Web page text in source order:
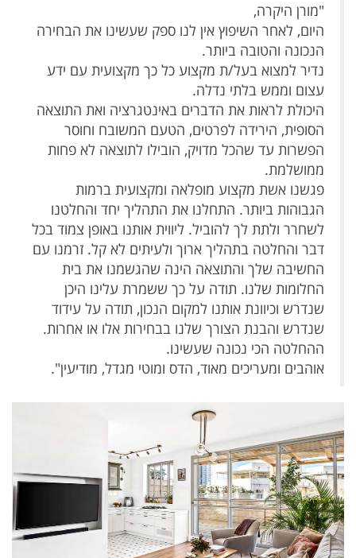
"מורן היקרה,
היום, לאחר השיפוץ אין לנו ספק שעשינו את הבחירה
הנכונה והטובה ביותר.
נדיר למצוא בעל/ת מקצוע כל כך מקצועית עם ידע
עצום וממש בלתי נדלה.
היכולת לראות את הדברים באינטגרציה ואת התוצאה
הסופית, הירידה לפרטים, הטעם המשובח וחוסר
הפשרות עד שהכל מדויק, הובילו לתוצאה לא פחות
ממושלמת.
פגשנו אשת מקצוע מופלאה ומקצועית ברמות
הגבוהות ביותר. התחלנו את התהליך יחד והחלטנו
לשחרר ולתת לך להוביל. ליווית אותנו באופן צמוד בכל
דבר והחלטה בתהליך ארוך ולעיתים לא קל. זרמנו עם
החשיבה שלך והתוצאה הינה שהגשמנו את בית
החלומות שלנו. תודה על כך ששמרת עלינו היכן
שנדרש וכיוונת אותנו למקום הנכון, תודה על עידוד
שנדרש והבנת הצורך שלנו בבחירות אלו או אחרות.
ההחלטה הכי נכונה שעשינו.
אוהבים ומעריכים מאוד, הדס ומוטי מגדל, מודיעין".